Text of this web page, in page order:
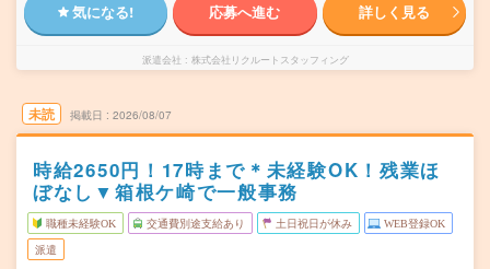
気になる! 応募へ進む 詳しく見る
派遣会社 株式会社リクルートスタッフィング
未読 掲載日 2026/08/07
時給2650円！17時まで＊未経験OK！残業ほ
ぼなし▼箱根ケ崎で一般事務
職種未経験OK 交通費別途支給あり 土日祝日が休み WEB登録OK
派遣